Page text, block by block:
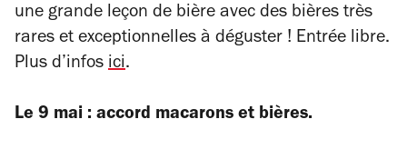
une grande leçon de bière avec des bières très
rares et exceptionnelles à déguster ! Entrée libre.
Plus d’infos ici.
Le 9 mai : accord macarons et bières.